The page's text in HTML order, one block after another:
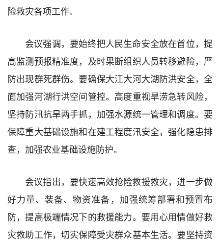
险救灾各项工作。
会议强调，要始终把人民生命安全放在首位，提
高监测预报精准度，及时果断组织人员转移避险，严
防出现群死群伤。要确保大江大河大湖防洪安全，全
面加强河湖行洪空间管控。高度重视旱涝急转风险，
坚持防汛抗旱两手抓，加强水源统一管理和调度。要
保障重大基础设施和在建工程度汛安全，强化隐患排
查，加强农业基础设施防护。
会议指出，要快速高效抢险救援救灾，进一步做
好力量、装备、物资准备，加强统筹部署和预置布
防，提高极端情况下的救援能力。要用心用情做好救
灾救助工作，切实保障受灾群众基本生活。要坚持资